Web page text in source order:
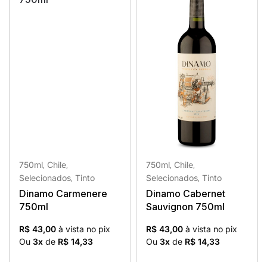
750ml, Chile,
Selecionados, Tinto
Dinamo Carmenere
750ml
R$ 43,00 à vista no pix
Ou 3x de R$ 14,33
750ml, Chile,
Selecionados, Tinto
Dinamo Cabernet
Sauvignon 750ml
R$ 43,00 à vista no pix
Ou 3x de R$ 14,33